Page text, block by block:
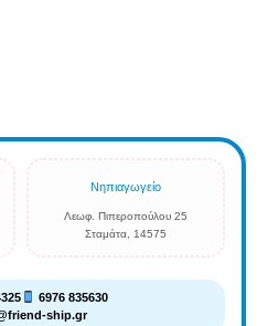
Νηπιαγωγείο
Λεωφ. Πιπεροπούλου 25
Σταμάτα, 14575
6976 835630
ship.gr